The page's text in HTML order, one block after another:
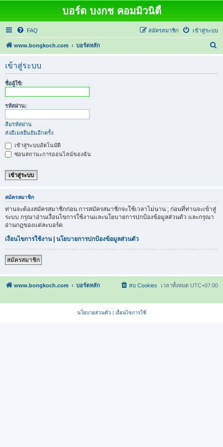
บอร์ด บงกช คอมมิวนิตี้
FAQ เข้าสู่ระบบ
สมัครสมาชิก
www.bongkoch.com บอร์ดหลัก
เข้าสู่ระบบ
ชื่อผู้ใช้:
รหัสผ่าน:
ลืมรหัสผ่าน
ส่งอีเมลยืนยันอีกครั้ง
เข้าสู่ระบบอัตโนมัติ
ซ่อนสถานะการออนไลน์ของฉัน
สมัครสมาชิก
ท่านจะต้องสมัครสมาชิกก่อน การสมัครสมาชิกจะใช้เวลาไม่นาน ; ก่อนที่ท่านจะเข้าสู่
ระบบ กรุณาอ่านเงื่อนไขการใช้งานและนโยบายการปกป้องข้อมูลส่วนตัว และกรุณา
อ่านกฎของแต่ละบอร์ด
เงื่อนไขการใช้งาน| นโยบายการปกป้องข้อมูลส่วนตัว
สมัครสมาชิก
www.bongkoch.com บอร์ดหลัก เวลาทั้งหมด UTC+07:00
ลบ Cookies
นโยบายส่วนตัว | เงื่อนไขการใช้